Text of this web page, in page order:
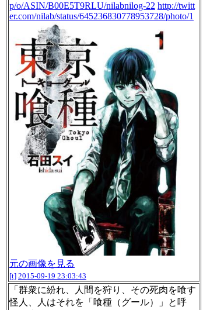
p/o/ASIN/B00E5T9RLU/nilabnilog-22 http://twitt
er.com/nilab/status/645236830778953728/photo/1
元の画像を見る
[t] 2015-09-19 23:03:43
「群衆に紛れ、人間を狩り、その死肉を喰す
怪人、人はそれを「喰種（グール）」と呼